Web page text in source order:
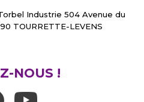
Industrie 504 Avenue du
TOURRETTE-LEVENS
NOUS !